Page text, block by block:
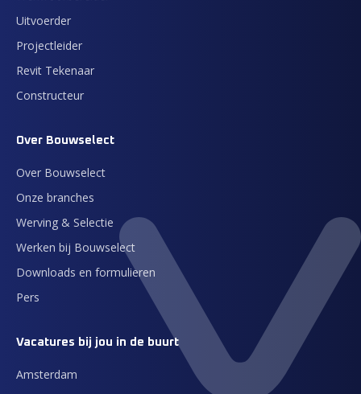
Uitvoerder
Projectleider
Revit Tekenaar
Constructeur
Over Bouwselect
Over Bouwselect
Onze branches
Werving & Selectie
Werken bij Bouwselect
Downloads en formulieren
Pers
Vacatures bij jou in de buurt
Amsterdam